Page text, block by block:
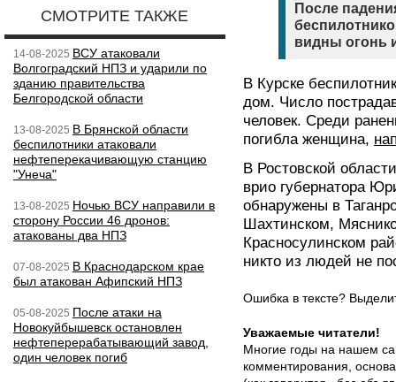
СМОТРИТЕ ТАКЖЕ
14-08-2025 ВСУ атаковали
Волгоградский НПЗ и ударили по
зданию правительства
Белгородской области
13-08-2025 В Брянской области
беспилотники атаковали
нефтеперекачивающую станцию
"Унеча"
13-08-2025 Ночью ВСУ направили в
сторону России 46 дронов:
атакованы два НПЗ
07-08-2025 В Краснодарском крае
был атакован Афипский НПЗ
05-08-2025 После атаки на
Новокуйбышевск остановлен
нефтеперерабатывающий завод,
один человек погиб
После
видны огонь
В Курске
дом. Число
человек. Среди
погибла женщина,
В Ростовской
врио губернатора
обнаружены в
Шахтинском,
Красносулинском
никто из людей не
Ошибка в тексте?
Уважаемые читатели!
Многие годы на нашем
комментирования,